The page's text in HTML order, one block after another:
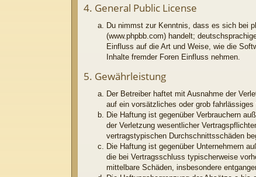
4. General Public License
Du nimmst zur Kenntnis, dass es sich bei
(www.phpbb.com) handelt;
Einfluss auf die Art und Weise, wie die
Inhalte fremder Foren Einfluss nehmen.
5. Gewährleistung
Der Betreiber haftet mit Ausnahme der
auf ein vorsätzliches oder grob
Die Haftung ist gegenüber Verbrauchern
der Verletzung wesentlicher
vertragstypischen Durchschnittsschäden
Die Haftung ist gegenüber Unternehmern
die bei Vertragsschluss typischerweise
mittelbare Schäden, insbesondere